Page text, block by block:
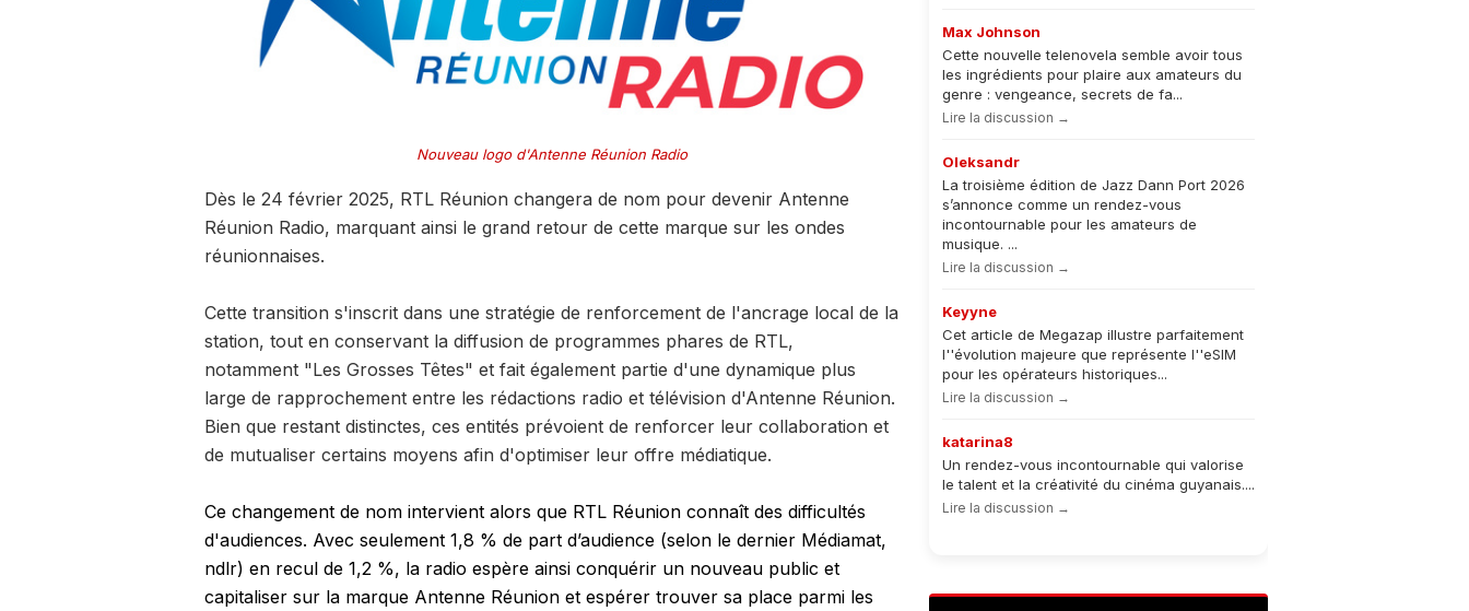
Nouveau logo d'Antenne Réunion Radio
Dès le 24 février 2025, RTL Réunion changera de nom pour devenir Antenne
Réunion Radio, marquant ainsi le grand retour de cette marque sur les ondes
réunionnaises.
Cette transition s'inscrit dans une stratégie de renforcement de l'ancrage local de la
station, tout en conservant la diffusion de programmes phares de RTL,
notamment "Les Grosses Têtes" et fait également partie d'une dynamique plus
large de rapprochement entre les rédactions radio et télévision d'Antenne Réunion.
Bien que restant distinctes, ces entités prévoient de renforcer leur collaboration et
de mutualiser certains moyens afin d'optimiser leur offre médiatique.
Ce changement de nom intervient alors que RTL Réunion connaît des difficultés
d'audiences. Avec seulement 1,8 % de part d’audience (selon le dernier Médiamat,
ndlr) en recul de 1,2 %, la radio espère ainsi conquérir un nouveau public et
capitaliser sur la marque Antenne Réunion et espérer trouver sa place parmi les
Max Johnson
Cette nouvelle telenovela semble avoir tous
les ingrédients pour plaire aux amateurs du
genre : vengeance, secrets de fa...
Lire la discussion →
Oleksandr
La troisième édition de Jazz Dann Port 2026
s’annonce comme un rendez-vous
incontournable pour les amateurs de
musique. ...
Lire la discussion →
Keyyne
Cet article de Megazap illustre parfaitement
l''évolution majeure que représente l''eSIM
pour les opérateurs historiques...
Lire la discussion →
katarina8
Un rendez-vous incontournable qui valorise
le talent et la créativité du cinéma guyanais....
Lire la discussion →